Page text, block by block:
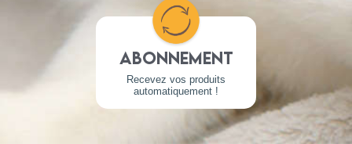
Abonnement
Recevez vos produits
automatiquement !